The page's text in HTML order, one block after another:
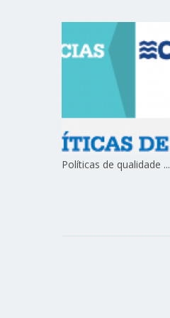
Políticas de qualidade ...